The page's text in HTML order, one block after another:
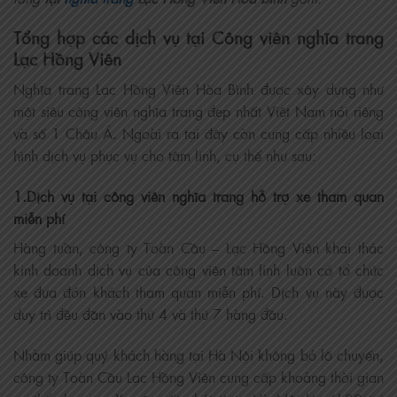
Tổng hợp các dịch vụ tại Công viên nghĩa trang
Lạc Hồng Viên
Nghĩa trang Lạc Hồng Viên Hòa Bình được xây dựng như
một siêu công viên nghĩa trang đẹp nhất Việt Nam nói riêng
và số 1 Châu Á. Ngoài ra tại đây còn cung cấp nhiều loại
hình dịch vụ phục vụ cho tâm linh, cụ thể như sau:
1.Dịch vụ tại công viên nghĩa trang hỗ trợ xe tham quan
miễn phí
Hàng tuần, công ty Toàn Cầu – Lạc Hồng Viên khai thác
kinh doanh dịch vụ của công viên tâm linh luôn có tổ chức
xe đưa đón khách tham quan miễn phí. Dịch vụ này được
duy trì đều đặn vào thứ 4 và thứ 7 hàng đầu.
Nhằm giúp quý khách hàng tại Hà Nội không bỏ lỡ chuyến,
công ty Toàn Cầu Lạc Hồng Viên cung cấp khoảng thời gian